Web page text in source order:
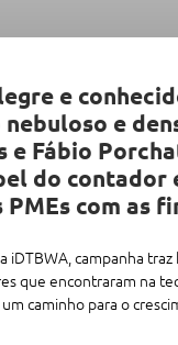
e
nebuloso e
e Fábio
do contador
com as
iDTBWA, campanha
que encontraram na
caminho para o